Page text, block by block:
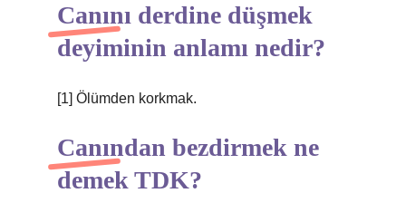
Canını derdine düşmek
deyiminin anlamı nedir?
[1] Ölümden korkmak.
Canından bezdirmek ne
demek TDK?